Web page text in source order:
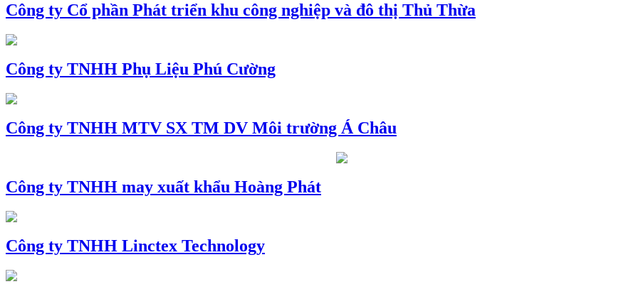
Công ty Cổ phần Phát triển khu công nghiệp và đô thị Thủ Thừa
Công ty TNHH Phụ Liệu Phú Cường
Công ty TNHH MTV SX TM DV Môi trường Á Châu
Công ty TNHH may xuất khẩu Hoàng Phát
Công ty TNHH Linctex Technology